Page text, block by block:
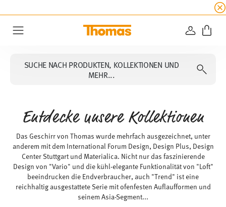
☀️ Bis zu 45% Rabatt auf alle
SUCHE NACH PRODUKTEN, KOLLEKTIONEN UND
MEHR...
Entdecke unsere Kollektionen
Das Geschirr von Thomas wurde mehrfach ausgezeichnet, unter
anderem mit dem International Forum Design, Design Plus, Design
Center Stuttgart und Materialica. Nicht nur das faszinierende
Design von "Vario" und die kühl-elegante Funktionalität von "Loft"
beeindrucken die Endverbraucher, auch "Trend" ist eine
reichhaltig ausgestattete Serie mit ofenfesten Auflaufformen und
seinem Asia-Segment...